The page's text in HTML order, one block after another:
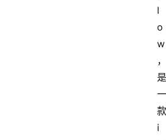
l
o
w
，
是
一
款
i